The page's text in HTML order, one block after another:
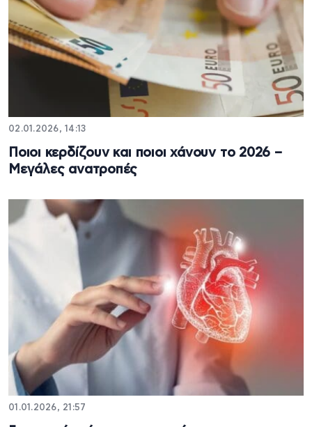
02.01.2026, 14:13
Ποιοι κερδίζουν και ποιοι χάνουν το 2026 –
Μεγάλες ανατροπές
01.01.2026, 21:57